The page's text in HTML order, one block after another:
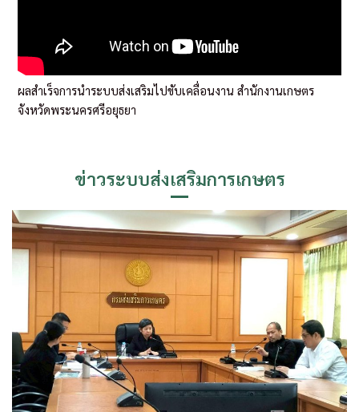
ผลสำเร็จการนำระบบส่งเสริมไปขับเคลื่อนงาน สำนักงานเกษตร
จังหวัดพระนครศรีอยุธยา
ข่าวระบบส่งเสริมการเกษตร